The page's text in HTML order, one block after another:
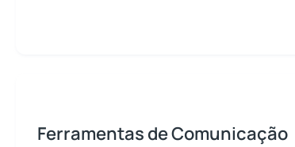
Ferramentas de Comunicação